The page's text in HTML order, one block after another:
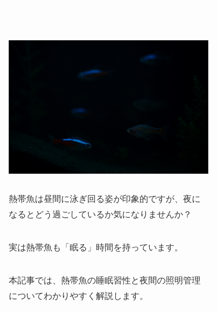
熱帯魚は昼間に泳ぎ回る姿が印象的ですが、夜に
なるとどう過ごしているか気になりませんか？
実は熱帯魚も「眠る」時間を持っています。
本記事では、熱帯魚の睡眠習性と夜間の照明管理
についてわかりやすく解説します。